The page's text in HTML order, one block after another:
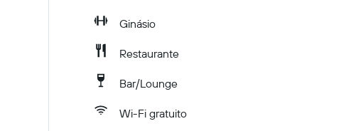
Ginásio
Restaurante
Bar/Lounge
Wi-Fi gratuito